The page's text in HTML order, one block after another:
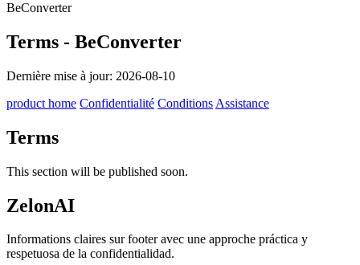
BeConverter
Terms - BeConverter
Dernière mise à jour: 2026-08-10
product home Confidentialité Conditions Assistance
Terms
This section will be published soon.
ZelonAI
Informations claires sur footer avec une approche práctica y
respetuosa de la confidentialidad.